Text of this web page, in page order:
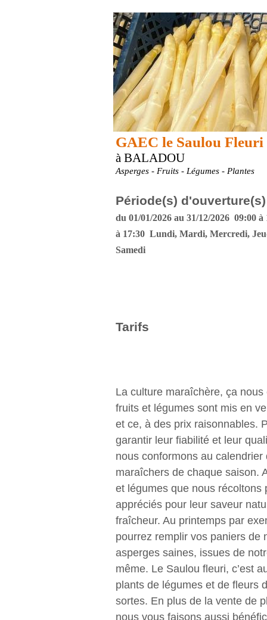
GAEC le Saulou Fleuri
à BALADOU
Asperges - Fruits - Légumes - Plantes
Période(s) d'ouverture(s)
du 01/01/2026 au 31/12/2026 09:00
à 17:30 Lundi, Mardi, Mercredi,
Samedi
Tarifs
La culture maraîchère, ça
fruits et légumes sont mis en
et ce, à des prix raisonnables.
garantir leur fiabilité et leur
nous conformons au calendrier
maraîchers de chaque saison.
et légumes que nous récoltons
appréciés pour leur saveur
fraîcheur. Au printemps par
pourrez remplir vos paniers de
asperges saines, issues de
même. Le Saulou fleuri, c’est
plants de légumes et de fleurs
sortes. En plus de la vente de
nous vous faisons aussi